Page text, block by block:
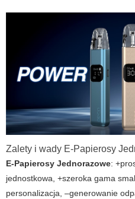
Zalety i wady E-Papierosy
E-Papierosy Jednorazowe:
jednostkowa, +szeroka gama
personalizacja, –generowanie